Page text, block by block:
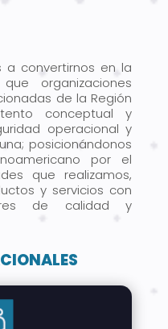
a convertirnos en la
organizaciones
de la Región
conceptual y
operacional y
posicionándonos
por el
que realizamos,
y servicios con
de calidad y